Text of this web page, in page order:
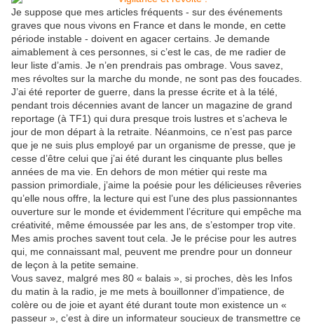
Je suppose que mes articles fréquents - sur des événements
graves que nous vivons en France et dans le monde, en cette
période instable - doivent en agacer certains. Je demande
aimablement à ces personnes, si c’est le cas, de me radier de
leur liste d’amis. Je n’en prendrais pas ombrage. Vous savez,
mes révoltes sur la marche du monde, ne sont pas des foucades.
J’ai été reporter de guerre, dans la presse écrite et à la télé,
pendant trois décennies avant de lancer un magazine de grand
reportage (à TF1) qui dura presque trois lustres et s’acheva le
jour de mon départ à la retraite. Néanmoins, ce n’est pas parce
que je ne suis plus employé par un organisme de presse, que je
cesse d’être celui que j’ai été durant les cinquante plus belles
années de ma vie. En dehors de mon métier qui reste ma
passion primordiale, j’aime la poésie pour les délicieuses rêveries
qu’elle nous offre, la lecture qui est l’une des plus passionnantes
ouverture sur le monde et évidemment l’écriture qui empêche ma
créativité, même émoussée par les ans, de s’estomper trop vite.
Mes amis proches savent tout cela. Je le précise pour les autres
qui, me connaissant mal, peuvent me prendre pour un donneur
de leçon à la petite semaine.
Vous savez, malgré mes 80 « balais », si proches, dès les Infos
du matin à la radio, je me mets à bouillonner d’impatience, de
colère ou de joie et ayant été durant toute mon existence un «
passeur », c’est à dire un informateur soucieux de transmettre ce